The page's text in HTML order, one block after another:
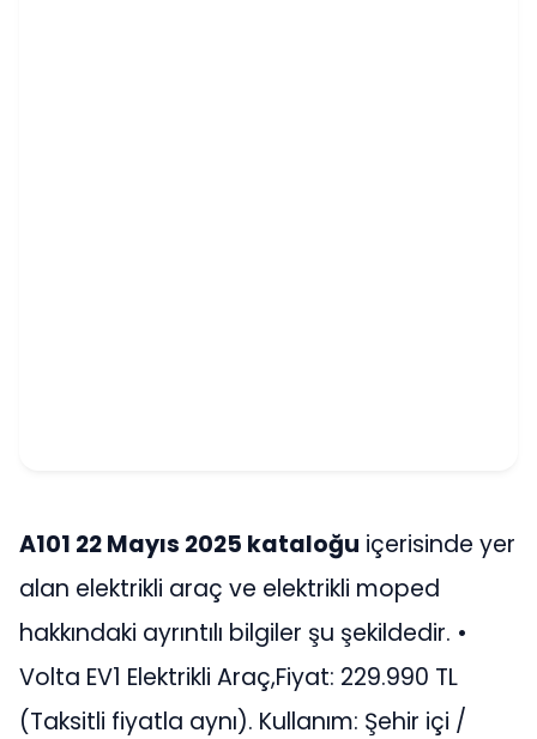
A101 22 Mayıs 2025 kataloğu içerisinde yer
alan elektrikli araç ve elektrikli moped
hakkındaki ayrıntılı bilgiler şu şekildedir. •
Volta EV1 Elektrikli Araç,Fiyat: 229.990 TL
(Taksitli fiyatla aynı). Kullanım: Şehir içi /